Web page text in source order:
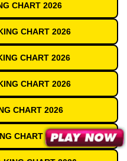
CHART 2026
CHART 2026
CHART 2026
CHART 2026
CHART 2026
CHART 2026